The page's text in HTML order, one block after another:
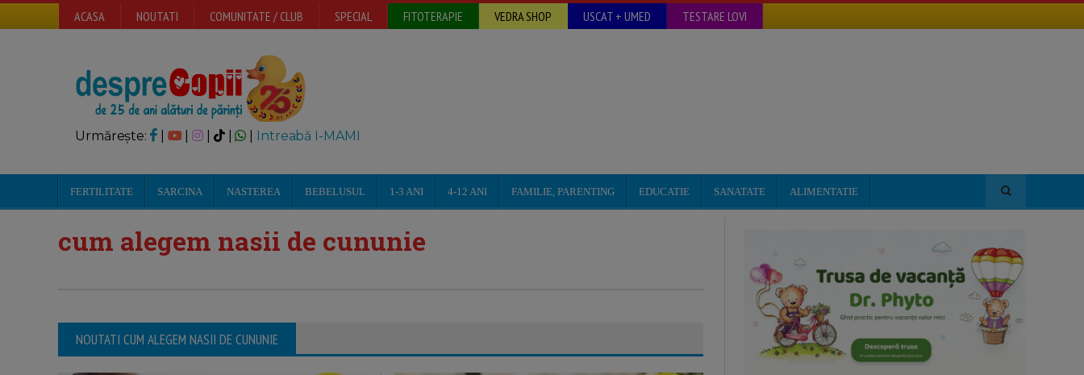
ACASA NOUTATI COMUNITATE / CLUB SPECIAL FITOTERAPIE VEDRA SHOP USCAT + UMED TESTARE LOVI
Urmărește: | | Intreabă I-MAMI
FERTILITATE SARCINA NASTEREA BEBELUSUL 1-3 ANI 4-12 ANI FAMILIE, PARENTING EDUCATIE SANATATE ALIMENTATIE
cum alegem nasii de cununie
NOUTATI CUM ALEGEM NASII DE CUNUNIE